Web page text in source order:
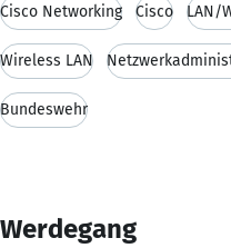
Cisco Networking Cisco LAN/
Wireless LAN
Bundeswehr
Werdegang